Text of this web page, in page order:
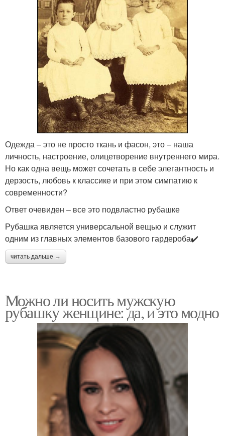
Одежда – это не просто ткань и фасон, это – наша
личность, настроение, олицетворение внутреннего мира.
Но как одна вещь может сочетать в себе элегантность и
дерзость, любовь к классике и при этом симпатию к
современности?
Ответ очевиден – все это подвластно рубашке
Рубашка является универсальной вещью и служит
одним из главных элементов базового гардероба✔️
читать дальше →
Можно ли носить мужскую
рубашку женщине: да, и это модно